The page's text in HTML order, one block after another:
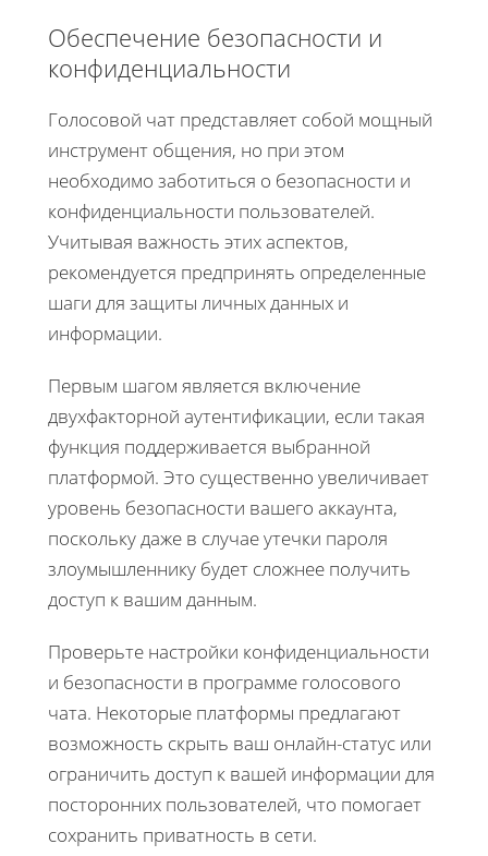
Обеспечение безопасности и
конфиденциальности
Голосовой чат представляет собой мощный
инструмент общения, но при этом
необходимо заботиться о безопасности и
конфиденциальности пользователей.
Учитывая важность этих аспектов,
рекомендуется предпринять определенные
шаги для защиты личных данных и
информации.
Первым шагом является включение
двухфакторной аутентификации, если такая
функция поддерживается выбранной
платформой. Это существенно увеличивает
уровень безопасности вашего аккаунта,
поскольку даже в случае утечки пароля
злоумышленнику будет сложнее получить
доступ к вашим данным.
Проверьте настройки конфиденциальности
и безопасности в программе голосового
чата. Некоторые платформы предлагают
возможность скрыть ваш онлайн-статус или
ограничить доступ к вашей информации для
посторонних пользователей, что помогает
сохранить приватность в сети.